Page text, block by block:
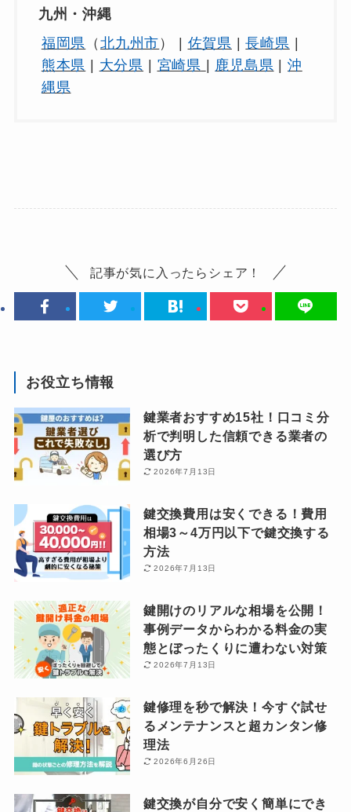
九州・沖縄
福岡県
（北九州市 ） | 佐賀県 |長崎県 |
熊本県 | 大分県 | 宮崎県 | 鹿児島県 |沖
縄県
記事が気に入ったらシェア！
お役立ち情報
鍵業者おすすめ15社！口コミ分
析で判明した信頼できる業者の
選び方
2026年7月13日
鍵交換費用は安くできる！費用
相場3～4万円以下で鍵交換する
方法
2026年7月13日
鍵開けのリアルな相場を公開！
事例データからわかる料金の実
態とぼったくりに遭わない対策
2026年7月13日
鍵修理を秒で解決！今すぐ試せ
るメンテナンスと超カンタン修
理法
2026年6月26日
鍵交換が自分で安く簡単にでき